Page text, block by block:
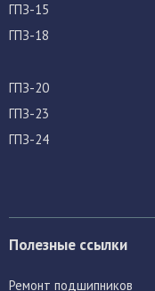
ГПЗ-15
ГПЗ-18
ГПЗ-20
ГПЗ-23
ГПЗ-24
Полезные ссылки
Ремонт подшипников